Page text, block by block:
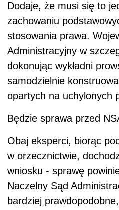
Dodaje, że musi się to
zachowaniu
stosowania prawa.
Administracyjny w
dokonując wykładni
samodzielnie
opartych na uchylonych
Będzie sprawa przed
Obaj eksperci, biorąc
w orzecznictwie,
wniosku - sprawę
Naczelny Sąd
bardziej